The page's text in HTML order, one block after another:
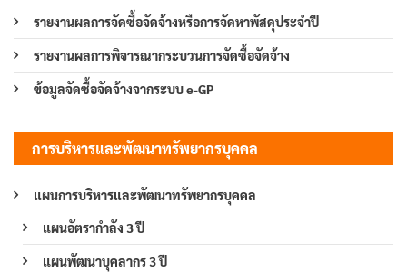
รายงานผลการจัดซื้อจัดจ้างหรือการจัดหาพัสดุประจำปี
รายงานผลการพิจารณากระบวนการจัดซื้อจัดจ้าง
ข้อมูลจัดซื้อจัดจ้างจากระบบ e-GP
การบริหารและพัฒนาทรัพยากรบุคคล
แผนการบริหารและพัฒนาทรัพยากรบุคคล
แผนอัตรากำลัง 3 ปี
แผนพัฒนาบุคลากร 3 ปี